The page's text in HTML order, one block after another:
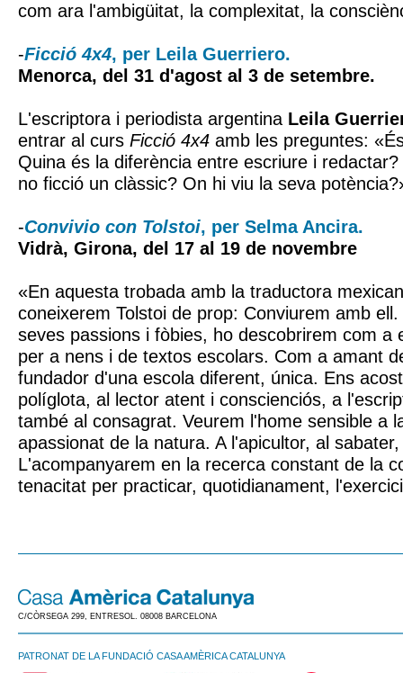
com ara l'ambigüitat, la complexitat, la
-Ficció 4x4, per Leila Guerriero.
Menorca, del 31 d'agost al 3 de setembre.
L'escriptora i periodista argentina Leila
entrar al curs Ficció 4x4 amb les preguntes:
Quina és la diferència entre escriure i
no ficció un clàssic? On hi viu la seva
-Convivio con Tolstoi, per Selma Ancira.
Vidrà, Girona, del 17 al 19 de novembre
«En aquesta trobada amb la traductora
coneixerem Tolstoi de prop: Conviurem amb
seves passions i fòbies, ho descobrirem com a
per a nens i de textos escolars. Com a amant
fundador d'una escola diferent, única. Ens
políglota, al lector atent i conscienciós, a
també al consagrat. Veurem l'home sensible a
apassionat de la natura. A l'apicultor, al
L'acompanyarem en la recerca constant de la
tenacitat per practicar, quotidianament,
C/CÒRSEGA 299, ENTRESOL. 08008 BARCELONA
PATRONAT DE LA FUNDACIÓ CASA AMÈRICA CATALUNYA